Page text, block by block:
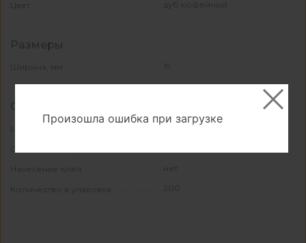
Цвет дуб кофейный
Размеры
Ширина, мм 19
Свойства и материалы
Материал
Нанесение клея нет
Количество в упаковке 200
Произошла ошибка при загрузке